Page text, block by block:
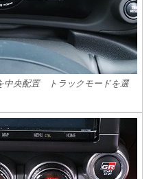
中央配置 トラックモードを選